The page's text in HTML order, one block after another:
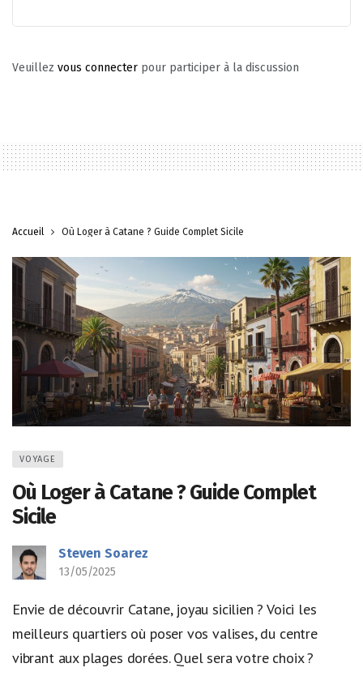
Veuillez vous connecter pour participer à la discussion
Accueil Où Loger à Catane ? Guide Complet Sicile
VOYAGE
Où Loger à Catane ? Guide Complet
Sicile
Steven Soarez
13/05/2025
Envie de découvrir Catane, joyau sicilien ? Voici les
meilleurs quartiers où poser vos valises, du centre
vibrant aux plages dorées. Quel sera votre choix ?